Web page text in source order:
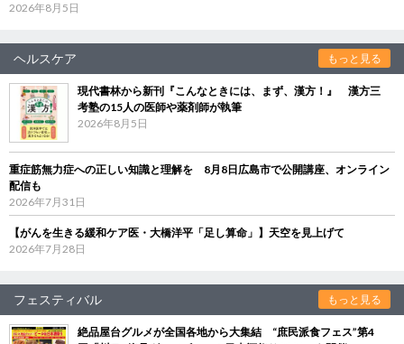
2026年8月5日
ヘルスケア もっと見る
現代書林から新刊『こんなときには、まず、漢方！』 漢方三
考塾の15人の医師や薬剤師が執筆
2026年8月5日
重症筋無力症への正しい知識と理解を 8月8日広島市で公開講座、オンライン
配信も
2026年7月31日
【がんを生きる緩和ケア医・大橋洋平「足し算命」】天空を見上げて
2026年7月28日
フェスティバル もっと見る
絶品屋台グルメが全国各地から大集結 “庶民派食フェス”第4